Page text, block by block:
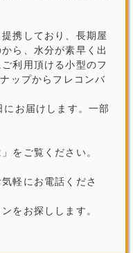
携しており、長期屋
ら、水分が素早く出
利用頂ける小型のフ
ップからフレコンバ
お届けします。一部
」をご覧ください。
軽にお電話くださ
をお探しします。